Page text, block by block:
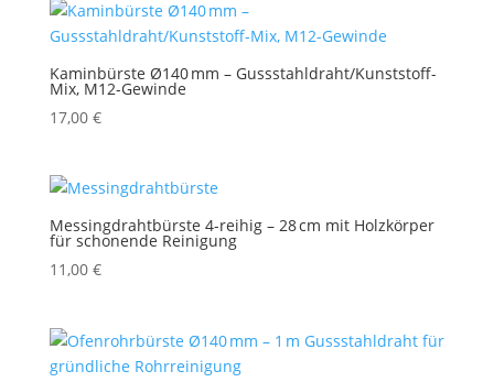
Kaminbürste Ø140 mm – Gussstahldraht/Kunststoff-
Mix, M12-Gewinde
17,00 €
Messingdrahtbürste 4-reihig – 28 cm mit Holzkörper
für schonende Reinigung
11,00 €